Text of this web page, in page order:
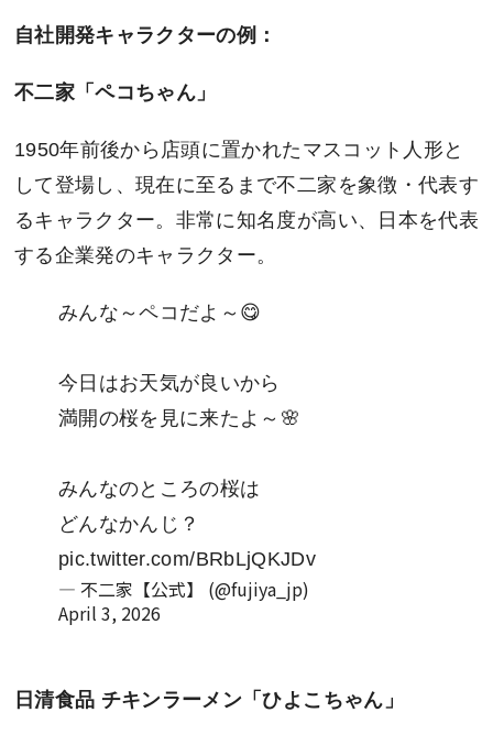
自社開発キャラクターの例：
不二家「ペコちゃん」
1950年前後から店頭に置かれたマスコット人形と
して登場し、現在に至るまで不二家を象徴・代表す
るキャラクター。非常に知名度が高い、日本を代表
する企業発のキャラクター。
みんな～ペコだよ～😋
今日はお天気が良いから
満開の桜を見に来たよ～🌸
みんなのところの桜は
どんなかんじ？
pic.twitter.com/BRbLjQKJDv
— 不二家【公式】 (@fujiya_jp)
April 3, 2026
日清食品 チキンラーメン「ひよこちゃん」